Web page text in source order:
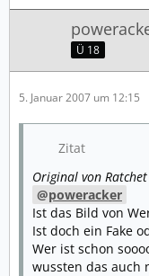
Ü 18
5. Januar 2007 um 12:15
Zitat
Original von Ratchet
poweracker
Ist das Bild von
Ist doch ein Fake
Wer ist schon
wussten das auch